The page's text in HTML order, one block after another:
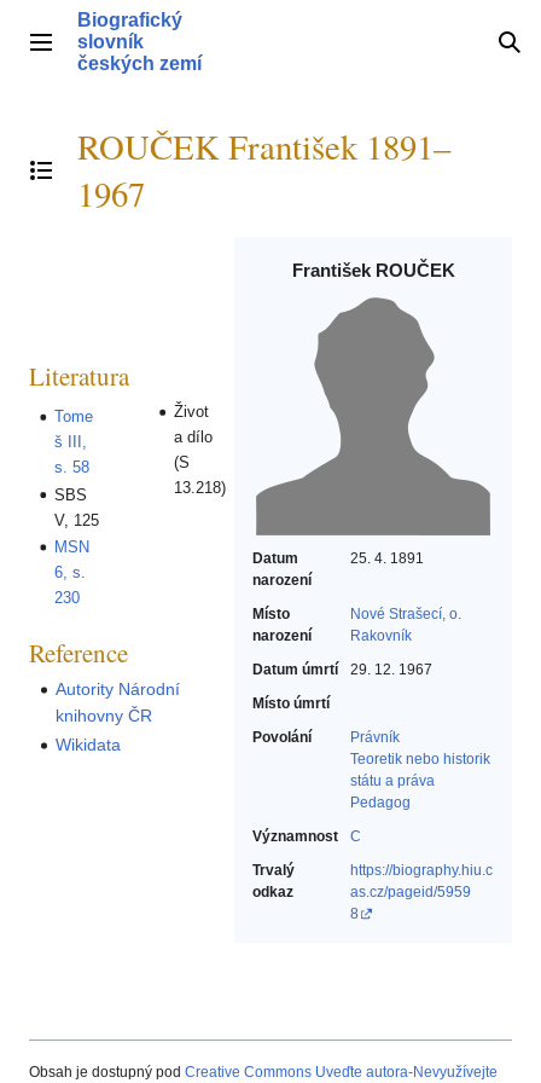
obsahHlavní menu
Biografický
slovník
českých zemí
Přepnout obsah
ROUČEK František 1891–
1967
František ROUČEK
Datum
narození
25. 4. 1891
Místo
narození
Nové Strašecí, o.
Rakovník
Datum úmrtí
29. 12. 1967
Místo úmrtí
Povolání
Právník‎
Teoretik nebo historik
státu a práva‎
Pedagog‎
Významnost
C
Trvalý
odkaz
https://biography.hiu.c
as.cz/pageid/5959
8
Literatura
Tome
š III,
s. 58
SBS
V, 125
MSN
6, s.
230
Život
a dílo
(S
13.218)
Reference
Autority Národní
knihovny ČR
Wikidata
Obsah je dostupný pod Creative Commons Uveďte autora-Nevyužívejte